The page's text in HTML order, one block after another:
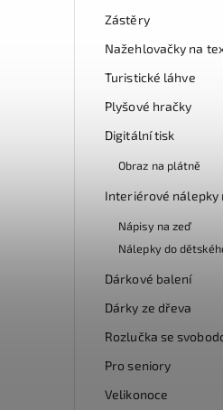
Zástěry
Nažehlovačky na
Turistické láhve
Plyšové hračky
Digitální tisk
Obraz na plátně
Interiérové nálepky
Nápisy na zeď
Nálepky do
Dárkové balení
Dárky ze dřeva
Rozlučka se
Pro seniory
Velikonoce